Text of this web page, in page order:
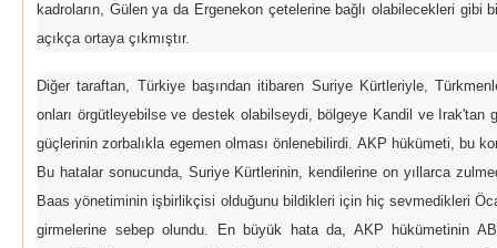
kadroların, Gülen ya da Ergenekon çetelerine bağlı olabilecekleri gibi
açıkça ortaya çıkmıştır.
Diğer taraftan, Türkiye başından itibaren Suriye Kürtleriyle,
onları örgütleyebilse ve destek olabilseydi, bölgeye Kandil ve Irak'tan
güçlerinin zorbalıkla egemen olması önlenebilirdi. AKP hükümeti, bu
Bu hatalar sonucunda, Suriye Kürtlerinin, kendilerine on yıllarca
Baas yönetiminin işbirlikçisi olduğunu bildikleri için hiç sevmedikleri
girmelerine sebep olundu. En büyük hata da, AKP hükümetinin